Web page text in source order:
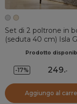
Set di 2 poltrone in
(seduta 40 cm) Isla
Prodotto
-17% 249.-
Aggiungo al